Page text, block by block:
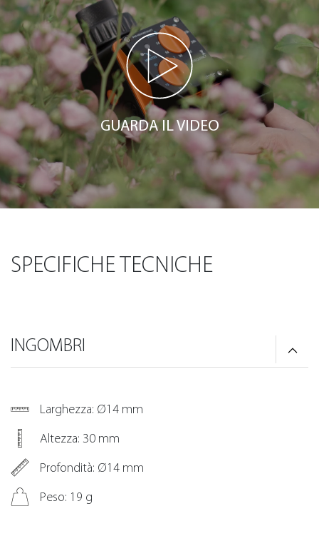
GUARDA IL VIDEO
SPECIFICHE TECNICHE
INGOMBRI
Larghezza: Ø14 mm
Altezza: 30 mm
Profondità: Ø14 mm
Peso: 19 g